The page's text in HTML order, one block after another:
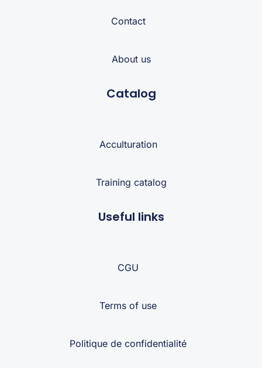
Contact
About us
Catalog
Acculturation
Training catalog
Useful links
CGU
Terms of use
Politique de confidentialité